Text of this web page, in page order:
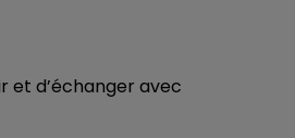
et d’échanger avec